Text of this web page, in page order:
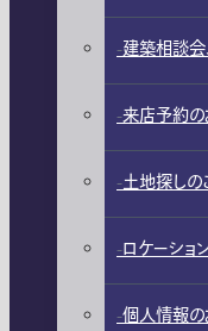
建築相談会
来店予約の
土地探しの
ロケーショ
個人情報の